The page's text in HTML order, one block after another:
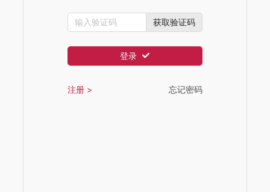
获取验证码
登录
注册> 忘记密码